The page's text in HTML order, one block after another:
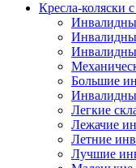
Кресла-коляски
Большие
Легкие
Лежачие
Летние
Лучшие